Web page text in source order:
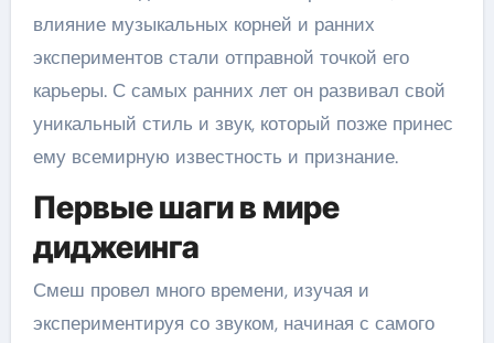
влияние музыкальных корней и ранних
экспериментов стали отправной точкой его
карьеры. С самых ранних лет он развивал свой
уникальный стиль и звук, который позже принес
ему всемирную известность и признание.
Первые шаги в мире
диджеинга
Смеш провел много времени, изучая и
экспериментируя со звуком, начиная с самого